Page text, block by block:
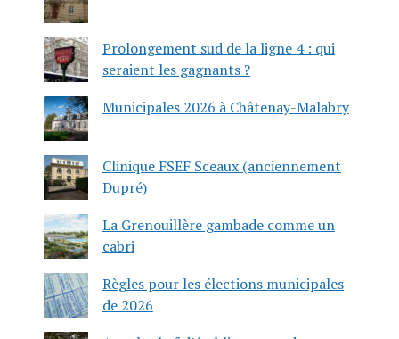
Prolongement sud de la ligne 4 : qui
seraient les gagnants ?
Municipales 2026 à Châtenay-Malabry
Clinique FSEF Sceaux (anciennement
Dupré)
La Grenouillère gambade comme un
cabri
Règles pour les élections municipales
de 2026